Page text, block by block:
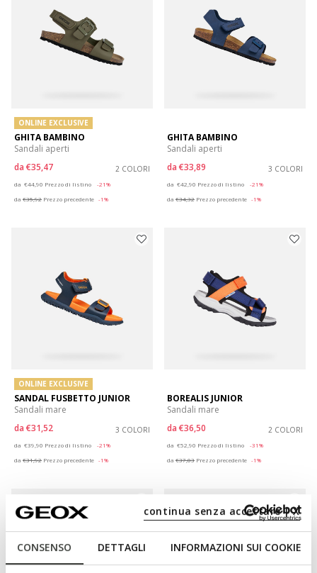
CONSENSO DETTAGLI INFORMAZIONI SUI COOKIE
continua senza accettare | X
ONLINE EXCLUSIVE
GHITA BAMBINO
Sandali aperti
da €35,47 2 COLORI
da €44,90 Prezzo di listino
-21%
da €35,92 Prezzo precedente -1%
GHITA BAMBINO
Sandali aperti
da €33,89 3 COLORI
da €42,90 Prezzo di listino
-21%
da €34,32 Prezzo precedente -1%
ONLINE EXCLUSIVE
SANDAL FUSBETTO JUNIOR
Sandali mare
da €31,52 3 COLORI
da €39,90 Prezzo di listino
-21%
da €31,92 Prezzo precedente -1%
BOREALIS JUNIOR
Sandali mare
da €36,50 2 COLORI
da €52,90 Prezzo di listino
-31%
da €37,03 Prezzo precedente -1%